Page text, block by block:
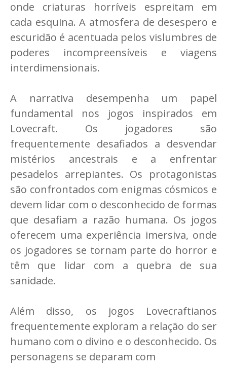
onde criaturas horríveis espreitam em
cada esquina. A atmosfera de desespero e
escuridão é acentuada pelos vislumbres de
poderes incompreensíveis e viagens
interdimensionais.
A narrativa desempenha um papel
fundamental nos jogos inspirados em
Lovecraft. Os jogadores são
frequentemente desafiados a desvendar
mistérios ancestrais e a enfrentar
pesadelos arrepiantes. Os protagonistas
são confrontados com enigmas cósmicos e
devem lidar com o desconhecido de formas
que desafiam a razão humana. Os jogos
oferecem uma experiência imersiva, onde
os jogadores se tornam parte do horror e
têm que lidar com a quebra de sua
sanidade.
Além disso, os jogos Lovecraftianos
frequentemente exploram a relação do ser
humano com o divino e o desconhecido. Os
personagens se deparam com